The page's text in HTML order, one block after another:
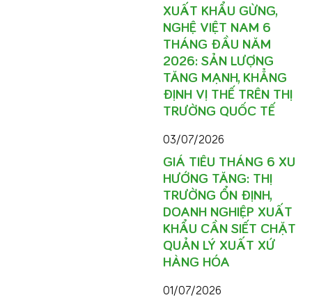
XUẤT KHẨU GỪNG,
NGHỆ VIỆT NAM 6
THÁNG ĐẦU NĂM
2026: SẢN LƯỢNG
TĂNG MẠNH, KHẲNG
ĐỊNH VỊ THẾ TRÊN THỊ
TRƯỜNG QUỐC TẾ
03/07/2026
GIÁ TIÊU THÁNG 6 XU
HƯỚNG TĂNG: THỊ
TRƯỜNG ỔN ĐỊNH,
DOANH NGHIỆP XUẤT
KHẨU CẦN SIẾT CHẶT
QUẢN LÝ XUẤT XỨ
HÀNG HÓA
01/07/2026